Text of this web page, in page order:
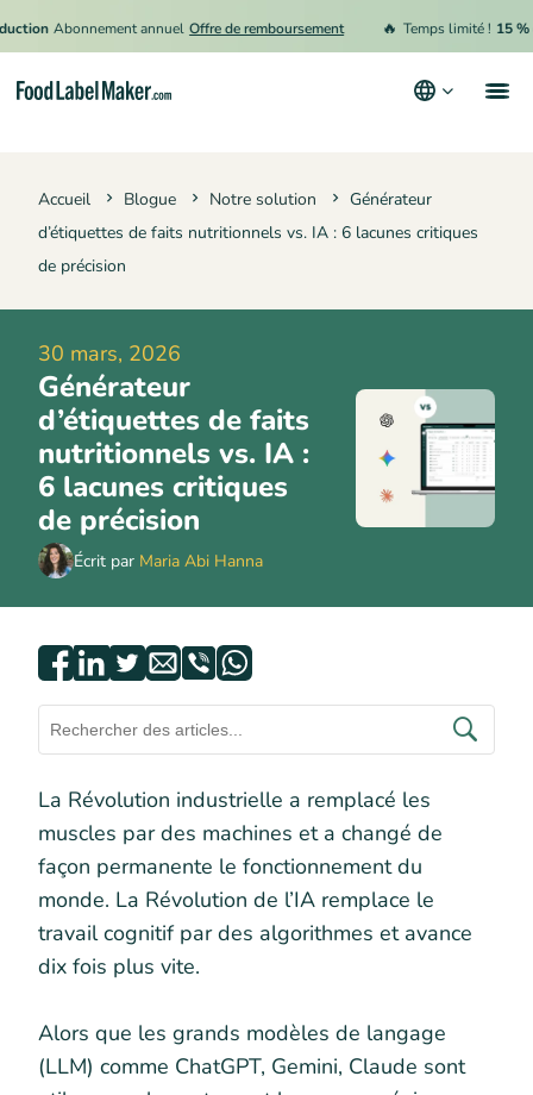
Abonnement annuel Offre de remboursement Temps limité ! 15 % de
Accueil Blogue Notre solution
Générateur
d’étiquettes de faits nutritionnels vs. IA : 6 lacunes critiques
de précision
30 mars, 2026
Générateur
d’étiquettes de faits
nutritionnels vs. IA :
6 lacunes critiques
de précision
Écrit par Maria Abi Hanna
La Révolution industrielle a remplacé les
muscles par des machines et a changé de
façon permanente le fonctionnement du
monde. La Révolution de l’IA remplace le
travail cognitif par des algorithmes et avance
dix fois plus vite.
Alors que les grands modèles de langage
(LLM) comme ChatGPT, Gemini, Claude sont
Tarification
Engager un expert
Ressources
Conditions générales d’utilisation
Politique de confidentialité